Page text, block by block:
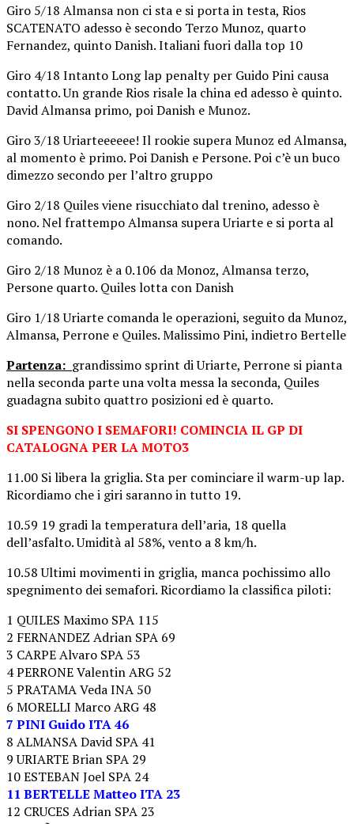
Giro 5/18 Almansa non ci sta e si porta in testa, Rios
SCATENATO adesso è secondo Terzo Munoz, quarto
Fernandez, quinto Danish. Italiani fuori dalla top 10
Giro 4/18 Intanto Long lap penalty per Guido Pini causa
contatto. Un grande Rios risale la china ed adesso è quinto.
David Almansa primo, poi Danish e Munoz.
Giro 3/18 Uriarteeeeee! Il rookie supera Munoz ed Almansa,
al momento è primo. Poi Danish e Persone. Poi c’è un buco
dimezzo secondo per l’altro gruppo
Giro 2/18 Quiles viene risucchiato dal trenino, adesso è
nono. Nel frattempo Almansa supera Uriarte e si porta al
comando.
Giro 2/18 Munoz è a 0.106 da Monoz, Almansa terzo,
Persone quarto. Quiles lotta con Danish
Giro 1/18 Uriarte comanda le operazioni, seguito da Munoz,
Almansa, Perrone e Quiles. Malissimo Pini, indietro Bertelle
Partenza: grandissimo sprint di Uriarte, Perrone si pianta
nella seconda parte una volta messa la seconda, Quiles
guadagna subito quattro posizioni ed è quarto.
SI SPENGONO I SEMAFORI! COMINCIA IL GP DI
CATALOGNA PER LA MOTO3
11.00 Si libera la griglia. Sta per cominciare il warm-up lap.
Ricordiamo che i giri saranno in tutto 19.
10.59 19 gradi la temperatura dell’aria, 18 quella
dell’asfalto. Umidità al 58%, vento a 8 km/h.
10.58 Ultimi movimenti in griglia, manca pochissimo allo
spegnimento dei semafori. Ricordiamo la classifica piloti:
1 QUILES Maximo SPA 115
2 FERNANDEZ Adrian SPA 69
3 CARPE Alvaro SPA 53
4 PERRONE Valentin ARG 52
5 PRATAMA Veda INA 50
6 MORELLI Marco ARG 48
7 PINI Guido ITA 46
8 ALMANSA David SPA 41
9 URIARTE Brian SPA 29
10 ESTEBAN Joel SPA 24
11 BERTELLE Matteo ITA 23
12 CRUCES Adrian SPA 23